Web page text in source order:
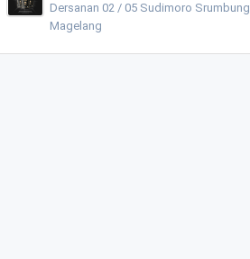
Dersanan 02 / 05 Sudimoro Srumbung
Magelang